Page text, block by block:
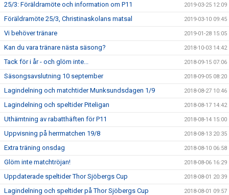
25/3: Föräldramöte och information om P11 2019-03-25 12:09
Föräldramöte 25/3, Christinaskolans matsal 2019-03-10 09:45
Vi behöver tränare 2019-01-28 15:05
Kan du vara tränare nästa säsong? 2018-10-03 14:42
Tack för i år - och glöm inte... 2018-09-15 07:06
Säsongsavslutning 10 september 2018-09-05 08:20
Lagindelning och matchtider Munksundsdagen 1/9 2018-08-27 10:46
Lagindelning och speltider Piteligan 2018-08-17 14:42
Uthämtning av rabatthäften för P11 2018-08-14 15:00
Uppvisning på herrmatchen 19/8 2018-08-13 20:35
Extra träning onsdag 2018-08-10 06:58
Glöm inte matchtröjan! 2018-08-06 16:29
Uppdaterade speltider Thor Sjöbergs Cup 2018-08-01 20:39
Lagindelning och speltider på Thor Sjöbergs Cup 2018-08-01 09:57